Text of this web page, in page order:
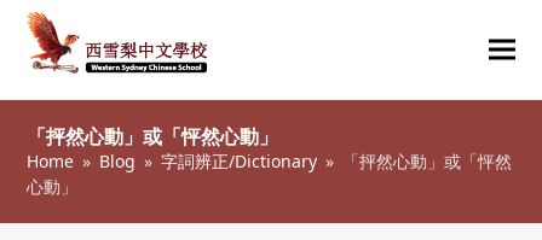
「抨然心動」或「怦然心動」
Home » Blog » 字詞辨正/Dictionary »
「抨然心動」或「怦然
心動」